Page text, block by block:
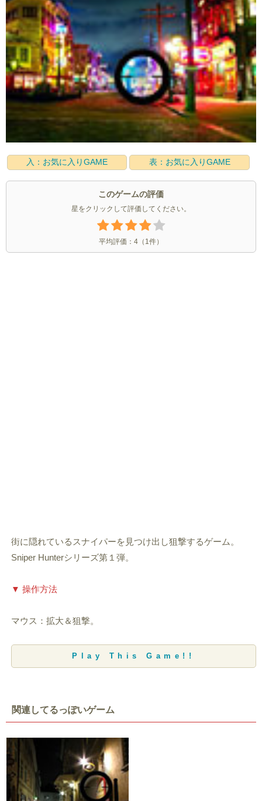
入：お気に入りGAME 表：お気に入りGAME
このゲームの評価
星をクリックして評価してください。
平均評価： 4 （ 1件）
街に隠れているスナイパーを見つけ出し狙撃するゲーム。
Sniper Hunterシリーズ第１弾。
▼ 操作方法
マウス：拡大＆狙撃。
Play This Game!!
関連してるっぽいゲーム